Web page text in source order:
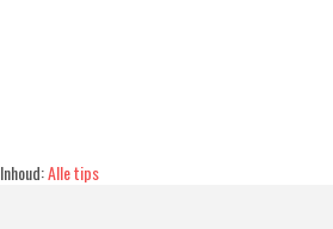
Inhoud:Alle tips